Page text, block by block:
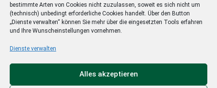
bestimmte Arten von Cookies nicht zuzulassen, soweit es sich nicht um
(technisch) unbedingt erforderliche Cookies handelt. Über den Button
„Dienste verwalten“ können Sie mehr über die eingesetzten Tools erfahren
und Ihre Wunscheinstellungen vornehmen.
Dienste verwalten
Alles akzeptieren
Step1of 3